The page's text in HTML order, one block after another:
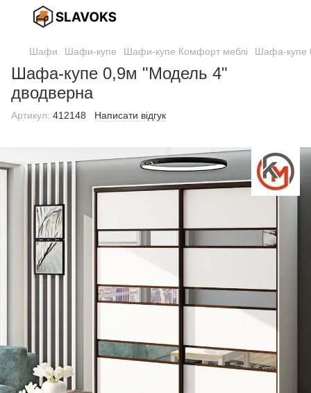
Шафи Шафи-купе Шафи-купе Комфорт меблі Шафа-купе
Шафа-купе 0,9м "Модель 4"
дводверна
Артикул: 412148 Написати відгук